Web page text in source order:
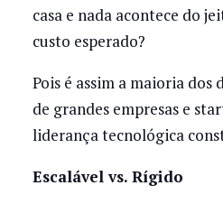
casa e nada acontece do
custo esperado?
Pois é assim a maioria dos
de grandes empresas e
liderança tecnológica
Escalável vs. Rígido